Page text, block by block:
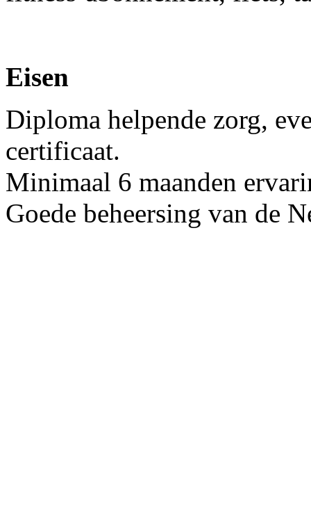
Eisen
Diploma helpende zorg,
certificaat.
Minimaal 6 maanden
Goede beheersing van de